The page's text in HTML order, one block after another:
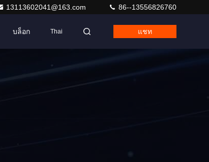
13113602041@163.com 86--13556826760
บล็อก Thai แชท